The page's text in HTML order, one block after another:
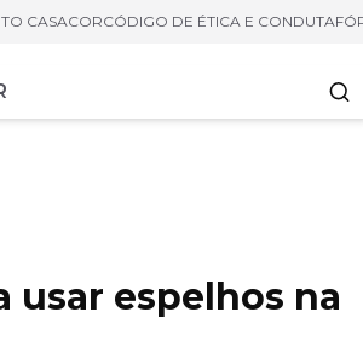
CASACORCÓDIGO DE ÉTICA E CONDUTA
espelhos na